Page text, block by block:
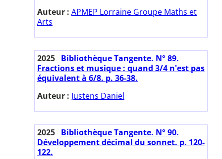
Auteur : APMEP Lorraine Groupe Maths et
Arts
2025 Bibliothèque Tangente. N° 89.
Fractions et musique : quand 3/4 n'est pas
équivalent à 6/8. p. 36-38.
Auteur : Justens Daniel
2025 Bibliothèque Tangente. N° 90.
Développement décimal du sonnet. p. 120-
122.